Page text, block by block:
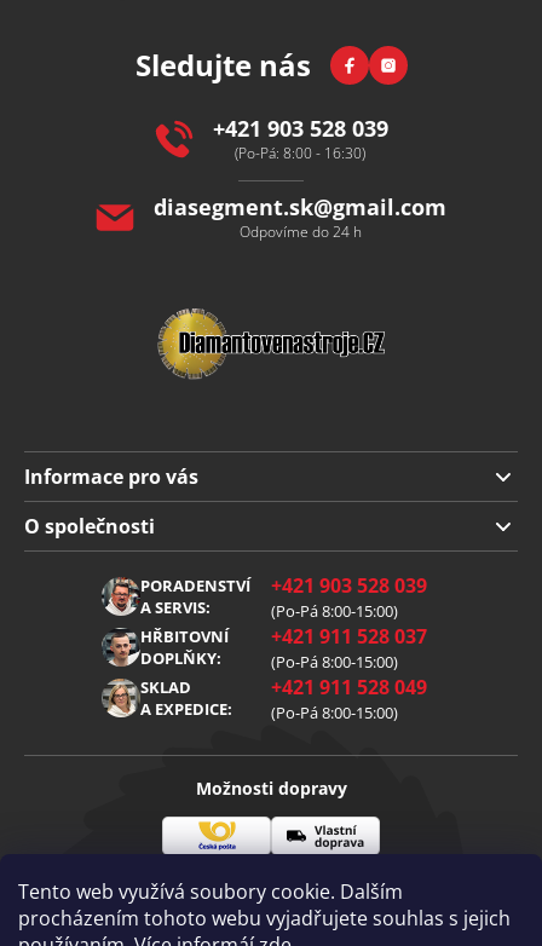
Tento web využívá soubory cookie. Dalším
procházením tohoto webu vyjadřujete souhlas s jejich
Sledujte nás FacebookInstagram
+421 903 528 039
(Po-Pá: 8:00 - 16:30)
diasegment.sk@gmail.com
Odpovíme do 24 h
Informace pro vás
Doprava a platba
Obchodní podmínky
Reklamace
Zpracování osobních údajů
O společnosti
PORADENSTVÍ
A SERVIS:
+421 903 528 039
(Po-Pá 8:00-15:00)
HŘBITOVNÍ
DOPLŇKY:
+421 911 528 037
(Po-Pá 8:00-15:00)
SKLAD
A EXPEDICE:
+421 911 528 049
(Po-Pá 8:00-15:00)
Možnosti dopravy
pošta
doprava